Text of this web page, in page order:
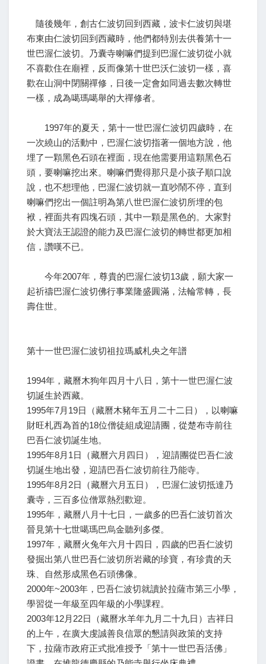
隨後幾年，創古仁波切回到西藏，波卡仁波切與堪
布東由仁波切回到西藏時，他們都特別去供養第十一
世巴渥仁波切。乃囊寺喇嘛們提到巴渥仁波切從小就
不喜歡住在廟裡，反而像第十世巴沃仁波切一樣，喜
歡在山洞中閉關禪修，日後一定會如同過去數次轉世
一樣，成為噶瑪噶舉的大禪修者。
1997年的夏天，第十一世巴渥仁波切四歲時，在
一次繞山的活動中，巴渥仁波切指著一個地方說，他
埋了一顆黑色石頭在裡面，現在他需要用這顆黑色石
頭，要喇嘛挖出來。喇嘛們覺得那只是小孩子順口說
說，也不想理他，巴渥仁波切就一直吵鬧不停，直到
喇嘛們挖出一個註明為第八世巴渥仁波切所埋的包
袱，裡面共有四塊石頭，其中一顆是黑色的。大家對
於大寶法王認證的能力及巴渥仁波切的轉世都更加相
信，讚嘆不已。
今年2007年，尊貴的巴渥仁波切13歲，願大家一
起祈禱巴渥仁波切佛行事業隆盛圓滿，法輪常轉，長
壽住世。
第十一世巴渥仁波切祖拉瑪威札央之年譜
1994年，藏曆木狗年四月十八日，第十一世巴渥仁波
切誕生於西藏。
1995年7月19日（藏曆木豬年五月二十二日），以喇嘛
財旺札西為首的18位僧徒組成迎請團，從楚布寺前往
巴吾仁波切誕生地。
1995年8月1日（藏曆六月四日），迎請團從巴吾仁波
切誕生地出發，迎請巴吾仁波切前往乃能寺。
1995年8月2日（藏曆六月五日），巴渥仁波切抵達乃
囊寺，三百多位僧眾熱烈歡迎。
1995年，藏曆八月十七日，一歲多的巴吾仁波切首次
晉見第十七世噶瑪巴烏金聽列多傑。
1997年，藏曆火兔年六月十四日，四歲的巴吾仁波切
發掘出第八世巴吾仁波切所岩藏的珍寶，有珍貴的天
珠、自然形成黑色石頭佛像。
2000年~2003年，巴吾仁波切就讀於拉薩市第三小學，
學習從一年級至四年級的小學課程。
2003年12月22日（藏曆水羊年九月二十九日）吉祥日
的上午，在廣大虔誠善良信眾的懇請與政策的支持
下，拉薩市政府正式批准授予「第十一世巴吾活佛」